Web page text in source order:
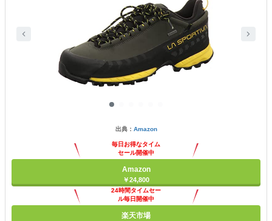
出典： Amazon
毎日お得なタイム
セール開催中
Amazon
￥24,800
24時間タイムセー
ル毎日開催中
楽天市場